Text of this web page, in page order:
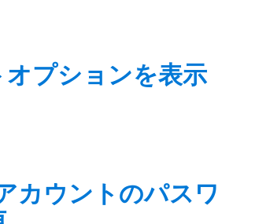
プションを表示
カウントのパスワ